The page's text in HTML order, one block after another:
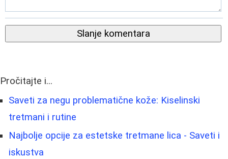
Slanje komentara
Pročitajte i...
Saveti za negu problematične kože: Kiselinski
tretmani i rutine
Najbolje opcije za estetske tretmane lica - Saveti i
iskustva